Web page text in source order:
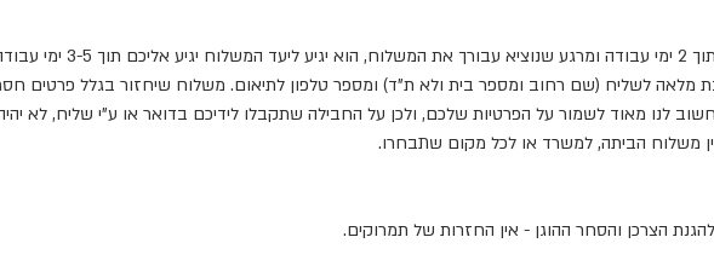
מגיע מהר יותר).
מלאה לשליח (שם רחוב ומספר בית ולא ת"ד) ומספר טלפון לתיאום. משלוח שיחזור בגלל פרטים
לנו מאוד לשמור על הפרטיות שלכם, ולכן על החבילה שתקבלו לידיכם בדואר או ע"י שליח, לא
משלוח הביתה, למשרד או לכל מקום שתבחרו.
הצרכן והסחר ההוגן - אין החזרות של תמרוקים.